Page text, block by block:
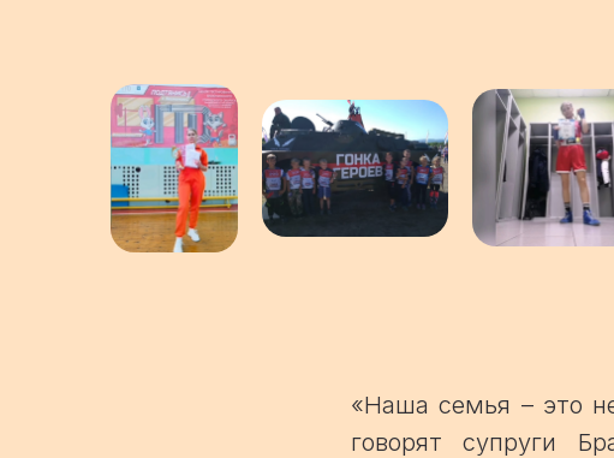
«Наша семья – это
говорят супруги